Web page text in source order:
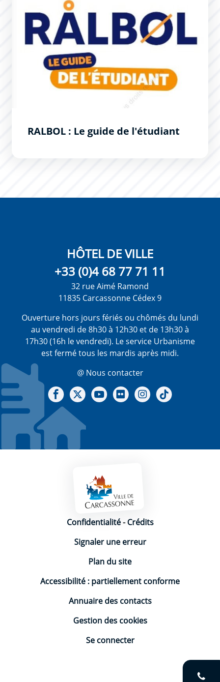
RALBOL : Le guide de l'étudiant
HÔTEL DE VILLE
+33 (0)4 68 77 71 11
32 rue Aimé Ramond
11835 Carcassonne Cédex 9
Ouverture hors jours fériés ou chômés du lundi
au vendredi de 8h30 à 12h30 et de 13h30 à
17h30 (16h le vendredi). Le service Urbanisme
est fermé tous les mardis après midi.
@ Nous contacter
Notre Facebook
Notre X - (twitter)
Notre chaine Youtube
Notre Gallerie sur Flickr
Notre Instagram
Mentions légales
Confidentialité-Crédits
Signaler une erreur
Plan du site
Accessibilité : partiellement conforme
Annuaire des contacts
Gestion des cookies
Se connecter